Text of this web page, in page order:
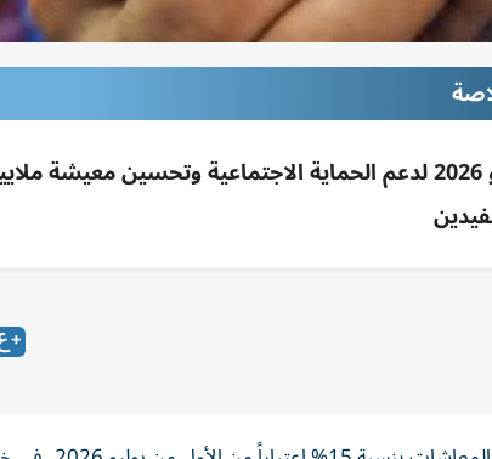
قرار رئاسي بمصر لزيادة المعاشات 15% بدءاً من 1 يوليو 2026 لدعم الحماية الاجتماعية وتحسين معيشة